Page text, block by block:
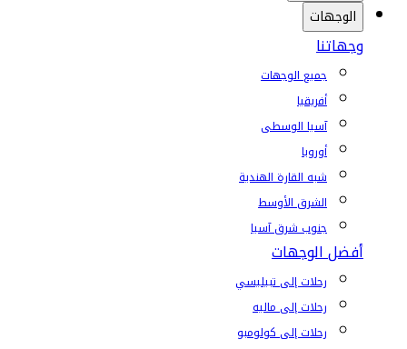
الوجهات
وجهاتنا
جميع الوجهات
أفريقيا
آسيا الوسطى
أوروبا
شبه القارة الهندية
الشرق الأوسط
جنوب شرق آسيا
أفضل الوجهات
رحلات إلى تبيليسي
رحلات إلى ماليه
رحلات إلى كولومبو